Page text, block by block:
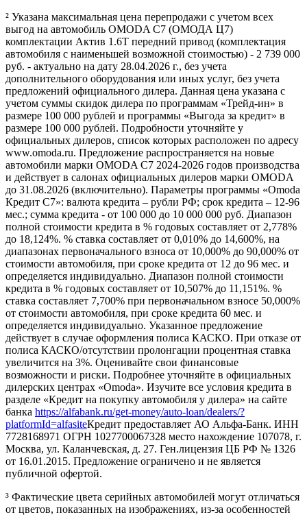
² Указана максимальная цена перепродажи с учетом всех
выгод на автомобиль OMODA C7 (ОМОДА Ц7)
комплектации Актив 1.6T передний привод (комплектация
автомобиля с наименьшей возможной стоимостью) - 2 739 000
руб. - актуально на дату 28.04.2026 г., без учета
дополнительного оборудования или иных услуг, без учета
предложений официального дилера. Данная цена указана с
учетом суммы скидок дилера по программам «Трейд-ин» в
размере 100 000 рублей и программы «Выгода за кредит» в
размере 100 000 рублей. Подробности уточняйте у
официальных дилеров, список которых расположен по адресу
www.omoda.ru. Предложение распространяется на новые
автомобили марки OMODA C7 2024-2026 годов производства
и действует в салонах официальных дилеров марки OMODA
до 31.08.2026 (включительно). Параметры программы «Omoda
Кредит C7»: валюта кредита – рубли РФ; срок кредита – 12-96
мес.; сумма кредита - от 100 000 до 10 000 000 руб. Диапазон
полной стоимости кредита в % годовых составляет от 2,778%
до 18,124%. % ставка составляет от 0,010% до 14,600%, на
диапазонах первоначального взноса от 10,000% до 90,000% от
стоимости автомобиля, при сроке кредита от 12 до 96 мес. и
определяется индивидуально. Диапазон полной стоимости
кредита в % годовых составляет от 10,507% до 11,151%. %
ставка составляет 7,700% при первоначальном взносе 50,000%
от стоимости автомобиля, при сроке кредита 60 мес. и
определяется индивидуально. Указанное предложение
действует в случае оформления полиса КАСКО. При отказе от
полиса КАСКО/отсутствии пролонгации процентная ставка
увеличится на 3%. Оценивайте свои финансовые
возможности и риски. Подробнее уточняйте в официальных
дилерских центрах «Omoda». Изучите все условия кредита в
разделе «Кредит на покупку автомобиля у дилера» на сайте
банка https://alfabank.ru/get-money/auto-loan/dealers/?
platformId=alfasiteКредит предоставляет АО Альфа-Банк. ИНН
7728168971 ОГРН 1027700067328 место нахождение 107078, г.
Москва, ул. Каланчевская, д. 27. Ген.лицензия ЦБ РФ № 1326
от 16.01.2015. Предложение ограничено и не является
публичной офертой.
³ Фактические цвета серийных автомобилей могут отличаться
от цветов, показанных на изображениях, из-за особенностей